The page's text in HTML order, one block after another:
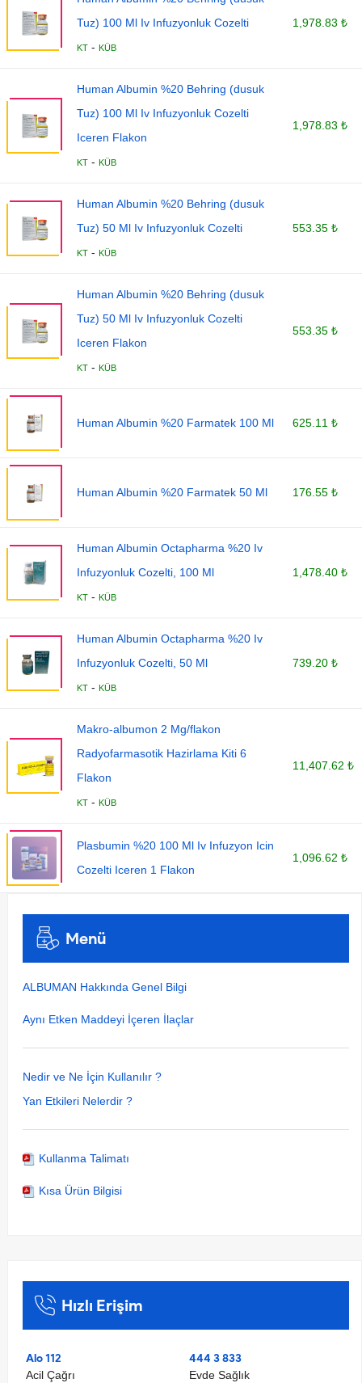
Tuz) 100 Ml Iv Infuzyonluk Cozelti
KT - KÜB
1,978.83 ₺
Human Albumin %20 Behring (dusuk
Tuz) 100 Ml Iv Infuzyonluk Cozelti
Iceren Flakon
KT - KÜB
1,978.83 ₺
Human Albumin %20 Behring (dusuk
Tuz) 50 Ml Iv Infuzyonluk Cozelti
KT - KÜB
553.35 ₺
Human Albumin %20 Behring (dusuk
Tuz) 50 Ml Iv Infuzyonluk Cozelti
Iceren Flakon
KT - KÜB
553.35 ₺
Human Albumin %20 Farmatek 100 Ml 625.11 ₺
Human Albumin %20 Farmatek 50 Ml 176.55 ₺
Human Albumin Octapharma %20 Iv
Infuzyonluk Cozelti, 100 Ml
KT - KÜB
1,478.40 ₺
Human Albumin Octapharma %20 Iv
Infuzyonluk Cozelti, 50 Ml
KT - KÜB
739.20 ₺
Makro-albumon 2 Mg/flakon
Radyofarmasotik Hazirlama Kiti 6
Flakon
KT - KÜB
11,407.62 ₺
Plasbumin %20 100 Ml Iv Infuzyon Icin
Cozelti Iceren 1 Flakon
1,096.62 ₺
Menü
ALBUMAN Hakkında Genel Bilgi
Aynı Etken Maddeyi İçeren İlaçlar
Nedir ve Ne İçin Kullanılır ?
Yan Etkileri Nelerdir ?
Kullanma Talimatı
Kısa Ürün Bilgisi
Hızlı Erişim
Alo 112
Acil Çağrı
444 3 833
Evde Sağlık